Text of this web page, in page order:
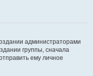
администраторами
группы, сначала
ему личное